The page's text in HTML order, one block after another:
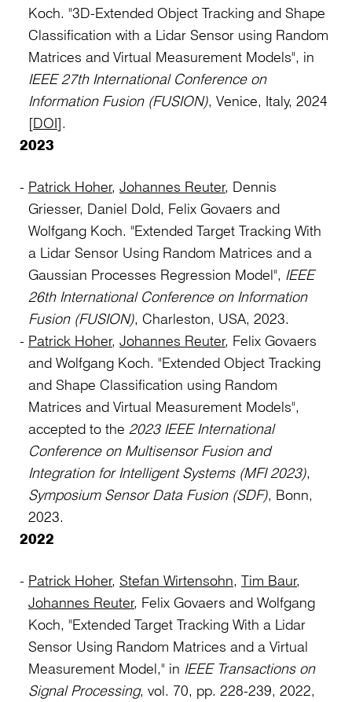
Koch. "3D-Extended Object Tracking and Shape
Classification with a Lidar Sensor using Random
Matrices and Virtual Measurement Models", in
IEEE 27th International Conference on
Information Fusion (FUSION), Venice, Italy, 2024
[DOI].
2023
Patrick Hoher, Johannes Reuter, Dennis
Griesser, Daniel Dold, Felix Govaers and
Wolfgang Koch. "Extended Target Tracking With
a Lidar Sensor Using Random Matrices and a
Gaussian Processes Regression Model", IEEE
26th International Conference on Information
Fusion (FUSION), Charleston, USA, 2023.
Patrick Hoher, Johannes Reuter, Felix Govaers
and Wolfgang Koch. "Extended Object Tracking
and Shape Classification using Random
Matrices and Virtual Measurement Models",
accepted to the 2023 IEEE International
Conference on Multisensor Fusion and
Integration for Intelligent Systems (MFI 2023),
Symposium Sensor Data Fusion (SDF), Bonn,
2023.
2022
Patrick Hoher, Stefan Wirtensohn, Tim Baur,
Johannes Reuter, Felix Govaers and Wolfgang
Koch, "Extended Target Tracking With a Lidar
Sensor Using Random Matrices and a Virtual
Measurement Model," in IEEE Transactions on
Signal Processing, vol. 70, pp. 228-239, 2022,